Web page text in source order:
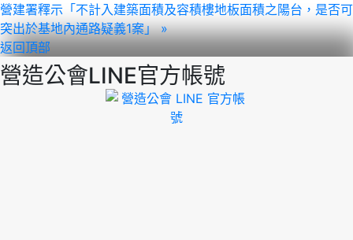
營建署釋示「不計入建築面積及容積樓地板面積之陽台，是否可
突出於基地內通路疑義1案」 »
返回頂部
營造公會LINE官方帳號